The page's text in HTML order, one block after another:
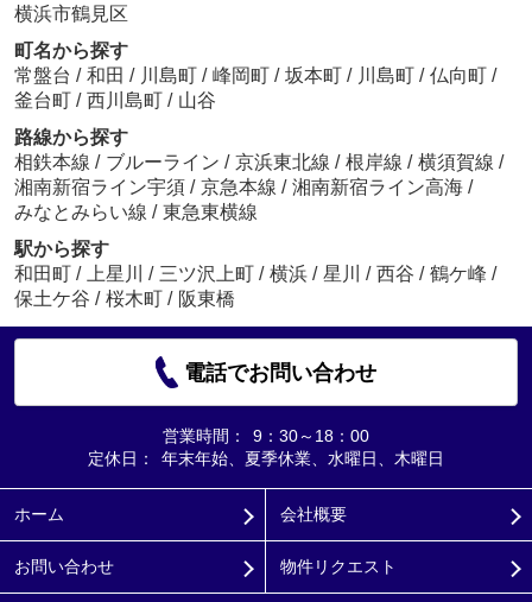
横浜市鶴見区
町名から探す
常盤台 / 和田 / 川島町 / 峰岡町 / 坂本町 / 川島町 / 仏向町 /
釜台町 / 西川島町 / 山谷
路線から探す
相鉄本線 / ブルーライン / 京浜東北線 / 根岸線 / 横須賀線 /
湘南新宿ライン宇須 / 京急本線 / 湘南新宿ライン高海 /
みなとみらい線 / 東急東横線
駅から探す
和田町 / 上星川 / 三ツ沢上町 / 横浜 / 星川 / 西谷 / 鶴ケ峰 /
保土ケ谷 / 桜木町 / 阪東橋
電話でお問い合わせ
営業時間：
9：30～18：00
定休日：
年末年始、夏季休業、水曜日、木曜日
ホーム 会社概要
お問い合わせ 物件リクエスト